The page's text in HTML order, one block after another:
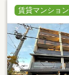
賃貸マンション